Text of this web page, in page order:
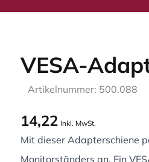
VESA-
Artikelnummer: 500.088
14,22 Inkl. MwSt.
Mit dieser Adapterschiene
Monitorständers an. Ein